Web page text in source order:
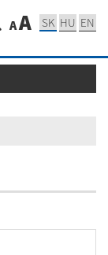
AA SK HU EN